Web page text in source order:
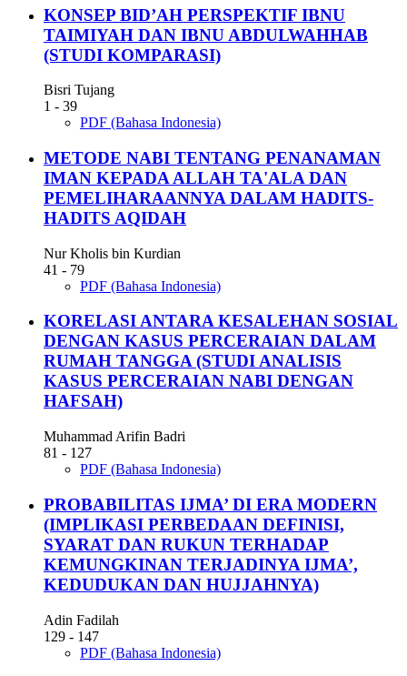
KONSEP BID’AH PERSPEKTIF IBNU
TAIMIYAH DAN IBNU ABDULWAHHAB
(STUDI KOMPARASI)
Bisri Tujang
1 - 39
PDF (Bahasa Indonesia)
METODE NABI TENTANG PENANAMAN
IMAN KEPADA ALLAH TA'ALA DAN
PEMELIHARAANNYA DALAM HADITS-
HADITS AQIDAH
Nur Kholis bin Kurdian
41 - 79
PDF (Bahasa Indonesia)
KORELASI ANTARA KESALEHAN SOSIAL
DENGAN KASUS PERCERAIAN DALAM
RUMAH TANGGA (STUDI ANALISIS
KASUS PERCERAIAN NABI DENGAN
HAFSAH)
Muhammad Arifin Badri
81 - 127
PDF (Bahasa Indonesia)
PROBABILITAS IJMA’ DI ERA MODERN
(IMPLIKASI PERBEDAAN DEFINISI,
SYARAT DAN RUKUN TERHADAP
KEMUNGKINAN TERJADINYA IJMA’,
KEDUDUKAN DAN HUJJAHNYA)
Adin Fadilah
129 - 147
PDF (Bahasa Indonesia)